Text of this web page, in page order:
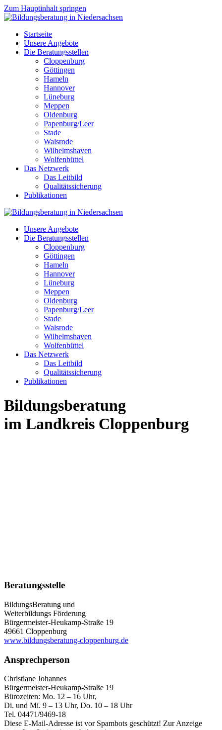
Zum Hauptinhalt springen
Startseite
Unsere Angebote
Die Beratungsstellen
Cloppenburg
Göttingen
Hameln
Hannover
Lüneburg
Meppen
Oldenburg
Papenburg/Leer
Stade
Walsrode
Wilhelmshaven
Wolfenbüttel
Das Netzwerk
Das Leitbild
Qualitätssicherung
Publikationen
Unsere Angebote
Die Beratungsstellen
Cloppenburg
Göttingen
Hameln
Hannover
Lüneburg
Meppen
Oldenburg
Papenburg/Leer
Stade
Walsrode
Wilhelmshaven
Wolfenbüttel
Das Netzwerk
Das Leitbild
Qualitätssicherung
Publikationen
Bildungsberatung
im Landkreis Cloppenburg
Beratungsstelle
BildungsBeratung und
Weiterbildungs Förderung
Bürgermeister-Heukamp-Straße 19
49661 Cloppenburg
www.bildungsberatung-cloppenburg.de
Ansprechperson
Christiane Johannes
Bürgermeister-Heukamp-Straße 19
Bürozeiten: Mo. 12 – 16 Uhr,
Di. und Mi. 9 – 13 Uhr, Do. 10 – 18 Uhr
Tel. 04471/9469-18
Diese E-Mail-Adresse ist vor Spambots geschützt! Zur Anzeige